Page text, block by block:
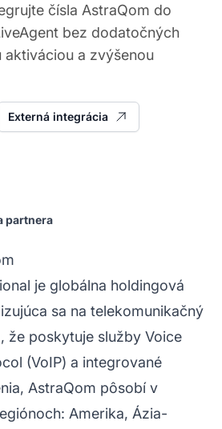
čísla AstraQom do
bez dodatočných
aktiváciou a zvýšenou
Externá integrácia
partnera
je globálna holdingová
sa na telekomunikačný
že poskytuje služby Voice
(VoIP) a integrované
AstraQom pôsobí v
Amerika, Ázia-